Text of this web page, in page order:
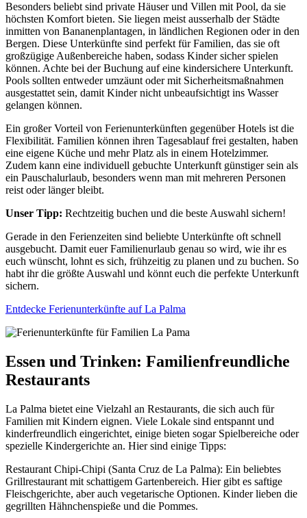
Besonders beliebt sind private Häuser und Villen mit Pool, da sie
höchsten Komfort bieten. Sie liegen meist ausserhalb der Städte
inmitten von Bananenplantagen, in ländlichen Regionen oder in den
Bergen. Diese Unterkünfte sind perfekt für Familien, das sie oft
großzügige Außenbereiche haben, sodass Kinder sicher spielen
können. Achte bei der Buchung auf eine kindersichere Unterkunft.
Pools sollten entweder umzäunt oder mit Sicherheitsmaßnahmen
ausgestattet sein, damit Kinder nicht unbeaufsichtigt ins Wasser
gelangen können.
Ein großer Vorteil von Ferienunterkünften gegenüber Hotels ist die
Flexibilität. Familien können ihren Tagesablauf frei gestalten, haben
eine eigene Küche und mehr Platz als in einem Hotelzimmer.
Zudem kann eine individuell gebuchte Unterkunft günstiger sein als
ein Pauschalurlaub, besonders wenn man mit mehreren Personen
reist oder länger bleibt.
Unser Tipp: Rechtzeitig buchen und die beste Auswahl sichern!
Gerade in den Ferienzeiten sind beliebte Unterkünfte oft schnell
ausgebucht. Damit euer Familienurlaub genau so wird, wie ihr es
euch wünscht, lohnt es sich, frühzeitig zu planen und zu buchen. So
habt ihr die größte Auswahl und könnt euch die perfekte Unterkunft
sichern.
Entdecke Ferienunterkünfte auf La Palma
Essen und Trinken: Familienfreundliche
Restaurants
La Palma bietet eine Vielzahl an Restaurants, die sich auch für
Familien mit Kindern eignen. Viele Lokale sind entspannt und
kinderfreundlich eingerichtet, einige bieten sogar Spielbereiche oder
spezielle Kindergerichte an. Hier sind einige Tipps:
Restaurant Chipi-Chipi (Santa Cruz de La Palma): Ein beliebtes
Grillrestaurant mit schattigem Gartenbereich. Hier gibt es saftige
Fleischgerichte, aber auch vegetarische Optionen. Kinder lieben die
gegrillten Hähnchenspieße und die Pommes.